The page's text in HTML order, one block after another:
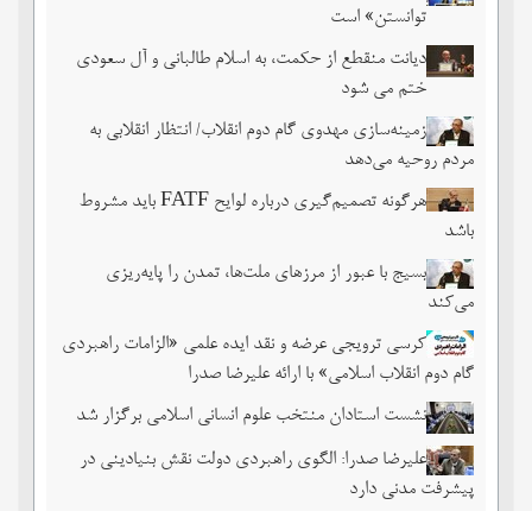
توانستن» است
دیانت منقطع از حکمت، به اسلام طالبانی و آل سعودی
ختم می شود
زمینه‌سازی مهدوی گام دوم انقلاب/ انتظار انقلابی به
مردم روحیه می‌دهد
هرگونه تصمیم‌گیری درباره لوایح FATF باید مشروط
باشد
بسیج با عبور از مرزهای ملت‌‌ها، تمدن را پایه‌ریزی
می‌کند
کرسی ترویجی عرضه و نقد ایده علمی «الزامات راهبردی
گام دوم انقلاب اسلامی» با ارائه علیرضا صدرا
نشست استادان منتخب علوم انسانی اسلامی برگزار شد
علیرضا صدرا: الگوی راهبردی دولت نقش بنیادینی در
پیشرفت مدنی دارد